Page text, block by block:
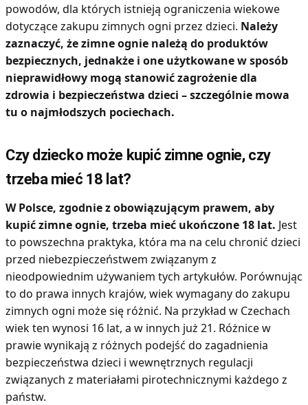
powodów, dla których istnieją ograniczenia wiekowe
dotyczące zakupu zimnych ogni przez dzieci. Należy
zaznaczyć, że zimne ognie należą do produktów
bezpiecznych, jednakże i one użytkowane w sposób
nieprawidłowy mogą stanowić zagrożenie dla
zdrowia i bezpieczeństwa dzieci – szczególnie mowa
tu o najmłodszych pociechach.
Czy dziecko może kupić zimne ognie, czy
trzeba mieć 18 lat?
W Polsce, zgodnie z obowiązującym prawem, aby
kupić zimne ognie, trzeba mieć ukończone 18 lat. Jest
to powszechna praktyka, która ma na celu chronić dzieci
przed niebezpieczeństwem związanym z
nieodpowiednim używaniem tych artykułów. Porównując
to do prawa innych krajów, wiek wymagany do zakupu
zimnych ogni może się różnić. Na przykład w Czechach
wiek ten wynosi 16 lat, a w innych już 21. Różnice w
prawie wynikają z różnych podejść do zagadnienia
bezpieczeństwa dzieci i wewnętrznych regulacji
związanych z materiałami pirotechnicznymi każdego z
państw.